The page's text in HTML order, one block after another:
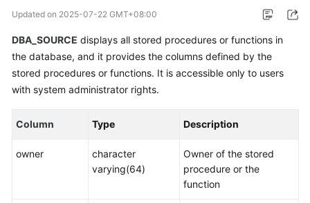
Product
Service
Overview
Started
Updated on 2025-07-22 GMT+08:00
DBA_SOURCE displays all stored procedures or functions in
the database, and it provides the columns defined by the
stored procedures or functions. It is accessible only to users
with system administrator rights.
Column Type Description
owner
character
varying(64)
Owner of the stored
procedure or the
function